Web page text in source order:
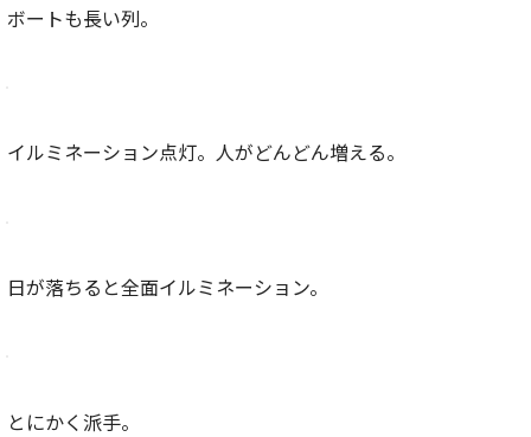
ボートも長い列。
イルミネーション点灯。人がどんどん増える。
日が落ちると全面イルミネーション。
とにかく派手。